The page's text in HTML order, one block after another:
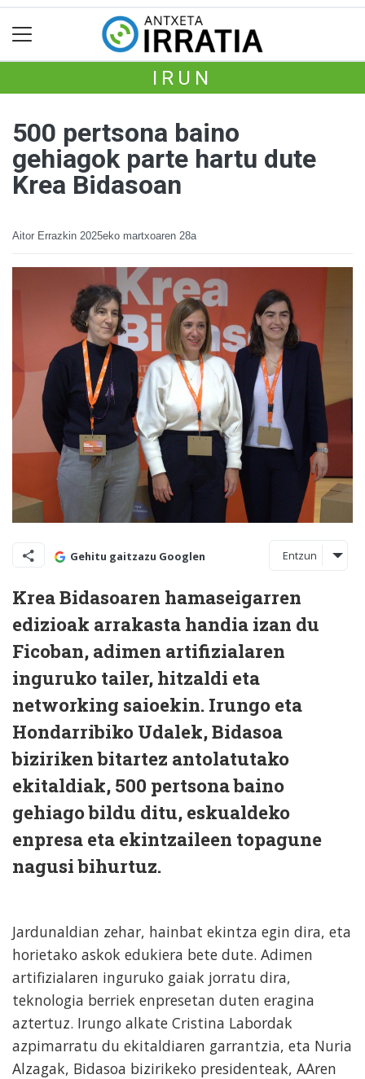
IRUN
500 pertsona baino
gehiagok parte hartu dute
Krea Bidasoan
Aitor Errazkin 2025eko martxoaren 28a
Gehitu gaitzazu Googlen Entzun
Krea Bidasoaren hamaseigarren
edizioak arrakasta handia izan du
Ficoban, adimen artifizialaren
inguruko tailer, hitzaldi eta
networking saioekin. Irungo eta
Hondarribiko Udalek, Bidasoa
biziriken bitartez antolatutako
ekitaldiak, 500 pertsona baino
gehiago bildu ditu, eskualdeko
enpresa eta ekintzaileen topagune
nagusi bihurtuz.
Jardunaldian zehar, hainbat ekintza egin dira, eta
horietako askok edukiera bete dute. Adimen
artifizialaren inguruko gaiak jorratu dira,
teknologia berriek enpresetan duten eragina
aztertuz. Irungo alkate Cristina Labordak
azpimarratu du ekitaldiaren garrantzia, eta Nuria
Alzagak, Bidasoa bizirikeko presidenteak, AAren